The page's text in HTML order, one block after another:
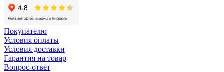
Покупателю
Условия оплаты
Условия доставки
Гарантия на товар
Вопрос-ответ